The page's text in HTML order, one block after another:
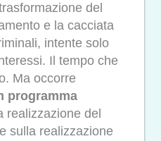
del
e la cacciata
intente solo
Il tempo che
Ma occorre
programma
realizzazione del
sulla realizzazione